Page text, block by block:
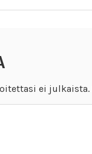
ei julkaista.